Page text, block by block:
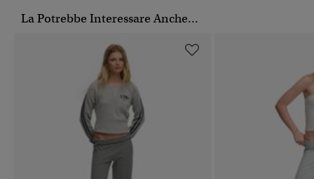
La Potrebbe Interessare Anche...